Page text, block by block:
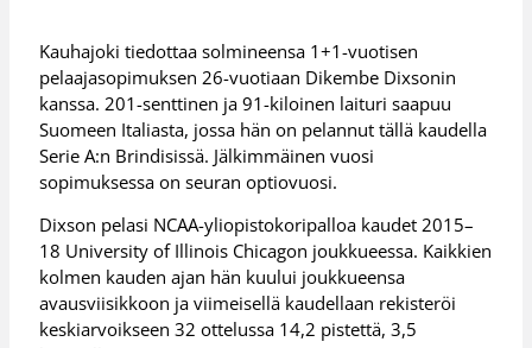
Kauhajoki tiedottaa solmineensa 1+1-vuotisen
pelaajasopimuksen 26-vuotiaan Dikembe Dixsonin
kanssa. 201-senttinen ja 91-kiloinen laituri saapuu
Suomeen Italiasta, jossa hän on pelannut tällä kaudella
Serie A:n Brindisissä. Jälkimmäinen vuosi
sopimuksessa on seuran optiovuosi.
Dixson pelasi NCAA-yliopistokoripalloa kaudet 2015–
18 University of Illinois Chicagon joukkueessa. Kaikkien
kolmen kauden ajan hän kuului joukkueensa
avausviisikkoon ja viimeisellä kaudellaan rekisteröi
keskiarvoikseen 32 ottelussa 14,2 pistettä, 3,5